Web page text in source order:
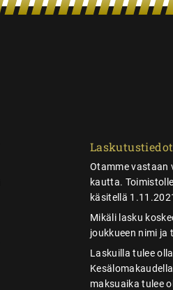
Laskutustiedot
Otamme vastaan
kautta.
käsitellä
Mikäli lasku
joukkueen nimi ja
Laskuilla tulee
maksuaika tulee